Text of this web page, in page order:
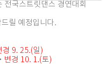
국스트릿댄스 경연대회
릴 예정입니다.
경 9. 25.(일)
변경 10. 1.(토)